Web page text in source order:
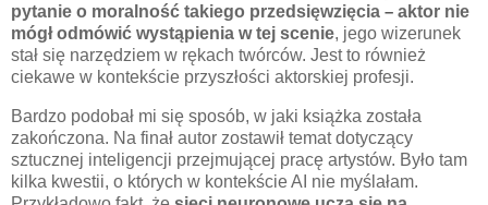
pytanie o moralność takiego przedsięwzięcia – aktor nie
mógł odmówić wystąpienia w tej scenie, jego wizerunek
stał się narzędziem w rękach twórców. Jest to również
ciekawe w kontekście przyszłości aktorskiej profesji.
Bardzo podobał mi się sposób, w jaki książka została
zakończona. Na finał autor zostawił temat dotyczący
sztucznej inteligencji przejmującej pracę artystów. Było tam
kilka kwestii, o których w kontekście AI nie myślałam.